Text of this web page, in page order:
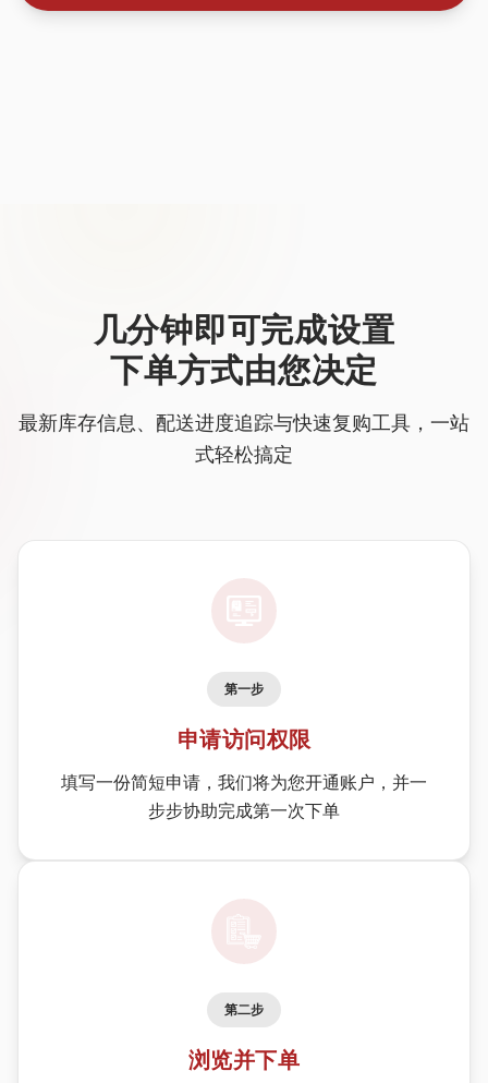
几分钟即可完成设置
下单方式由您决定
最新库存信息、配送进度追踪与快速复购工具，一站
式轻松搞定
第一步
申请访问权限
填写一份简短申请，我们将为您开通账户，并一
步步协助完成第一次下单
第二步
浏览并下单